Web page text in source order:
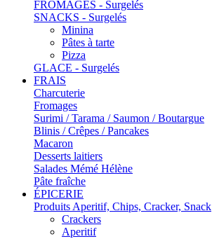
FROMAGES - Surgelés
SNACKS - Surgelés
Minina
Pâtes à tarte
Pizza
GLACE - Surgelés
FRAIS
Charcuterie
Fromages
Surimi / Tarama / Saumon / Boutargue
Blinis / Crêpes / Pancakes
Macaron
Desserts laitiers
Salades Mémé Hélène
Pâte fraîche
ÉPICERIE
Produits Aperitif, Chips, Cracker, Snack
Crackers
Aperitif